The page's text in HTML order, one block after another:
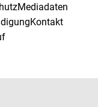
Mediadaten
Kontakt